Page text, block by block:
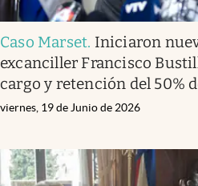
Caso Marset. Iniciaron
excanciller Francisco
cargo y retención del 50%
viernes, 19 de Junio de 2026